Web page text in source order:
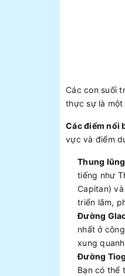
Các con suối
thực sự là một
Các điểm nổi
vực và điểm
Thung
tiếng như
Capitan)
triển lãm,
Đường
nhất ở
xung
Đường
Bạn có thể